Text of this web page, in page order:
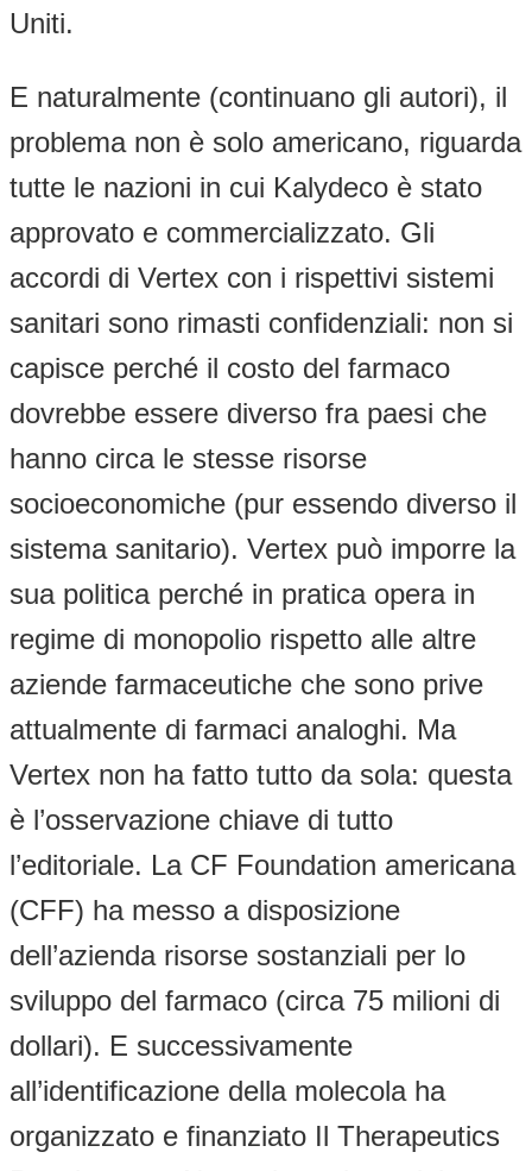
Uniti.
E naturalmente (continuano gli autori), il
problema non è solo americano, riguarda
tutte le nazioni in cui Kalydeco è stato
approvato e commercializzato. Gli
accordi di Vertex con i rispettivi sistemi
sanitari sono rimasti confidenziali: non si
capisce perché il costo del farmaco
dovrebbe essere diverso fra paesi che
hanno circa le stesse risorse
socioeconomiche (pur essendo diverso il
sistema sanitario). Vertex può imporre la
sua politica perché in pratica opera in
regime di monopolio rispetto alle altre
aziende farmaceutiche che sono prive
attualmente di farmaci analoghi. Ma
Vertex non ha fatto tutto da sola: questa
è l’osservazione chiave di tutto
l’editoriale. La CF Foundation americana
(CFF) ha messo a disposizione
dell’azienda risorse sostanziali per lo
sviluppo del farmaco (circa 75 milioni di
dollari). E successivamente
all’identificazione della molecola ha
organizzato e finanziato Il Therapeutics